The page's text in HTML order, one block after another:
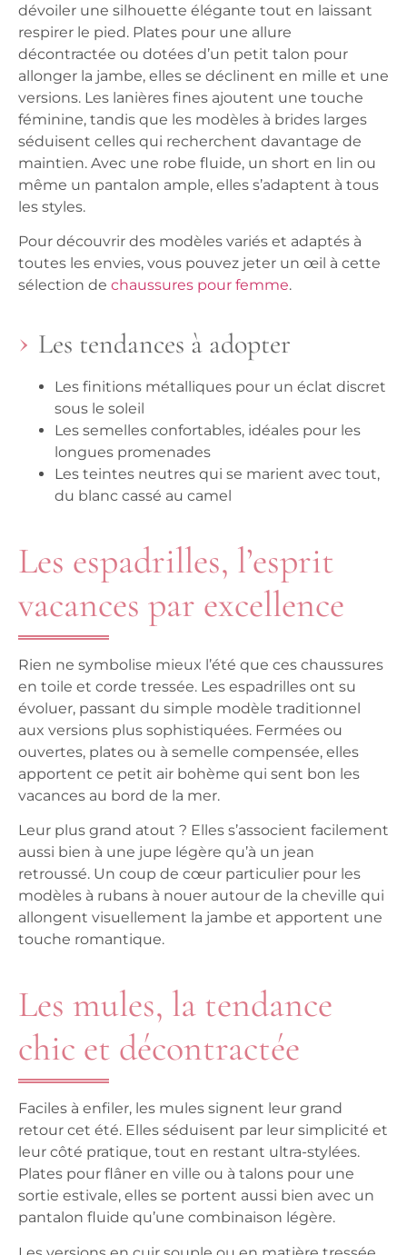
dévoiler une silhouette élégante tout en laissant
respirer le pied. Plates pour une allure
décontractée ou dotées d’un petit talon pour
allonger la jambe, elles se déclinent en mille et une
versions. Les lanières fines ajoutent une touche
féminine, tandis que les modèles à brides larges
séduisent celles qui recherchent davantage de
maintien. Avec une robe fluide, un short en lin ou
même un pantalon ample, elles s’adaptent à tous
les styles.
Pour découvrir des modèles variés et adaptés à
toutes les envies, vous pouvez jeter un œil à cette
sélection de chaussures pour femme.
Les tendances à adopter
Les finitions métalliques pour un éclat discret
sous le soleil
Les semelles confortables, idéales pour les
longues promenades
Les teintes neutres qui se marient avec tout,
du blanc cassé au camel
Les espadrilles, l’esprit
vacances par excellence
Rien ne symbolise mieux l’été que ces chaussures
en toile et corde tressée. Les espadrilles ont su
évoluer, passant du simple modèle traditionnel
aux versions plus sophistiquées. Fermées ou
ouvertes, plates ou à semelle compensée, elles
apportent ce petit air bohème qui sent bon les
vacances au bord de la mer.
Leur plus grand atout ? Elles s’associent facilement
aussi bien à une jupe légère qu’à un jean
retroussé. Un coup de cœur particulier pour les
modèles à rubans à nouer autour de la cheville qui
allongent visuellement la jambe et apportent une
touche romantique.
Les mules, la tendance
chic et décontractée
Faciles à enfiler, les mules signent leur grand
retour cet été. Elles séduisent par leur simplicité et
leur côté pratique, tout en restant ultra-stylées.
Plates pour flâner en ville ou à talons pour une
sortie estivale, elles se portent aussi bien avec un
pantalon fluide qu’une combinaison légère.